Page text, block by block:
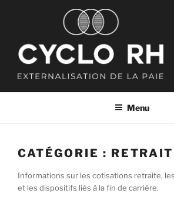
principal
CYCLO RH
Menu
CATÉGORIE :
Informations sur les cotisations retraite,
et les dispositifs liés à la fin de carrière.